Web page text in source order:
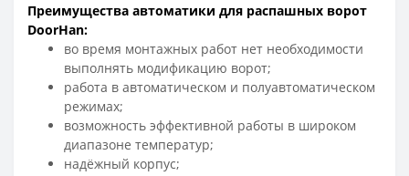
Преимущества автоматики для распашных ворот
DoorHan:
во время монтажных работ нет необходимости
выполнять модификацию ворот;
работа в автоматическом и полуавтоматическом
режимах;
возможность эффективной работы в широком
диапазоне температур;
надёжный корпус;